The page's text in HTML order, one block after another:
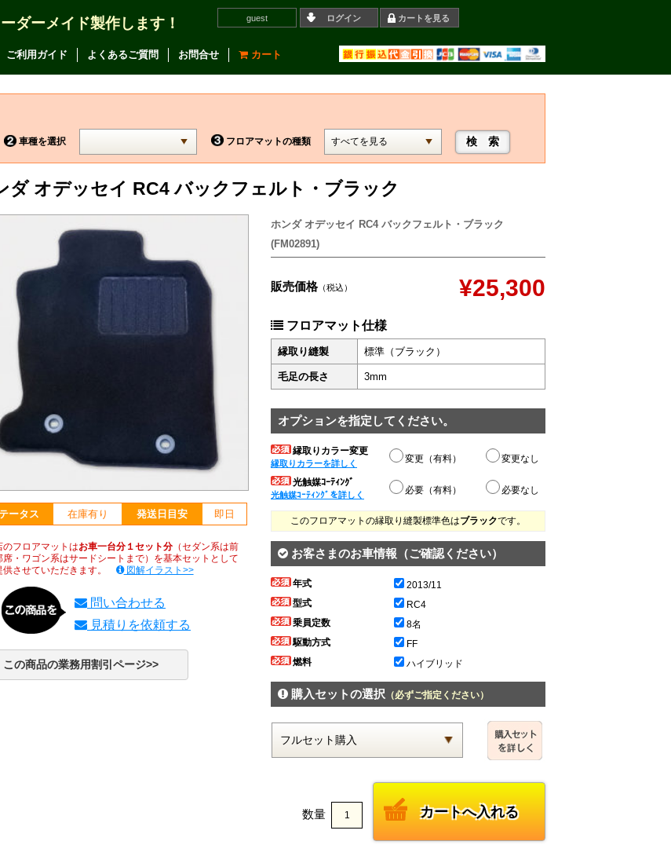
ダーメイド製作します！ guest ログイン カートを見る
ご利用ガイド よくあるご質問 お問合せ カート
車種を選択 フロアマットの種類
ダ オデッセイ RC4 バックフェルト・ブラック
ータス 在庫有り 発送日目安 即日
のフロアマットはお車一台分１セット分（セダン系は前
席・ワゴン系はサードシートまで）を基本セットとして
供させていただきます。
図解イラスト>>
問い合わせる
見積りを依頼する
この商品の業務用割引ページ>>
ホンダ オデッセイ RC4 バックフェルト・ブラック
(FM02891)
販売価格（税込） ¥25,300
フロアマット仕様
縁取り縫製 標準（ブラック）
毛足の長さ 3mm
オプションを指定してください。
縁取りカラー変更
縁取りカラーを詳しく 変更（有料） 変更なし
光触媒ｺｰﾃｨﾝｸﾞ
光触媒ｺｰﾃｨﾝｸﾞを詳しく 必要（有料） 必要なし
このフロアマットの縁取り縫製標準色はブラックです。
お客さまのお車情報（ご確認ください）
年式
2013/11
型式
RC4
乗員定数
8名
駆動方式
FF
燃料
ハイブリッド
購入セットの選択（必ずご指定ください）
数量